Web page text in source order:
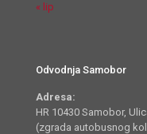
« lip
Odvodnja Samobor
Adresa:
HR 10430 Samobor,
(zgrada autobusnog